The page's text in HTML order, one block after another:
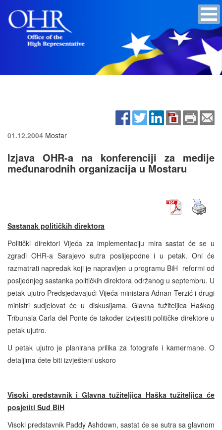
01.12.2004 Mostar
Izjava OHR-a na konferenciji za medije
međunarodnih organizacija u Mostaru
Sastanak političkih direktora
Politički direktori Vijeća za implementaciju mira sastat će se u
zgradi OHR-a Sarajevo sutra poslijepodne i u petak. Oni će
razmatrati napredak koji je napravljen u programu BiH reformi od
posljednjeg sastanka političkih direktora održanog u septembru. U
petak ujutro Predsjedavajući Vijeća ministara Adnan Terzić i drugi
ministri sudjelovat će u diskusijama. Glavna tužiteljica Haškog
Tribunala Carla del Ponte će također izvijestiti političke direktore u
petak ujutro.
U petak ujutro je planirana prilika za fotografe i kamermane. O
detaljima ćete biti izvješteni uskoro
Visoki predstavnik i Glavna tužiteljica Haška tužiteljica će
posjetiti Sud BiH
Visoki predstavnik Paddy Ashdown, sastat će se sutra sa glavnom